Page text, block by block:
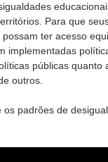
Para que
ter acesso
implementadas
públicas quanto
outros.
padrões de